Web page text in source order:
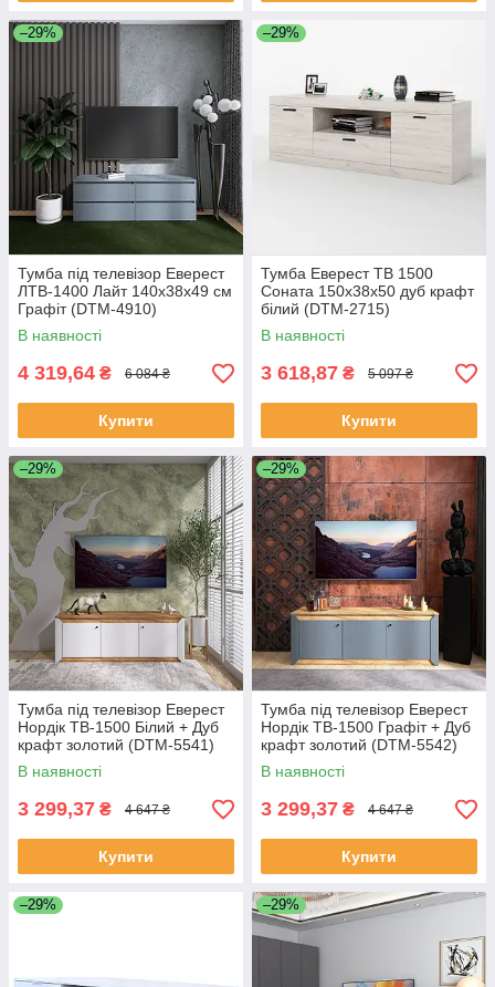
–29%
Тумба під телевізор Еверест
ЛТВ-1400 Лайт 140х38х49 см
Графіт (DTM-4910)
В наявності
4 319,64 ₴ 6 084 ₴
Купити
–29%
Тумба Еверест ТВ 1500
Соната 150х38х50 дуб крафт
білий (DTM-2715)
В наявності
3 618,87 ₴ 5 097 ₴
Купити
–29%
Тумба під телевізор Еверест
Нордік ТВ-1500 Білий + Дуб
крафт золотий (DTM-5541)
В наявності
3 299,37 ₴ 4 647 ₴
Купити
–29%
Тумба під телевізор Еверест
Нордік ТВ-1500 Графіт + Дуб
крафт золотий (DTM-5542)
В наявності
3 299,37 ₴ 4 647 ₴
Купити
–29% –29%